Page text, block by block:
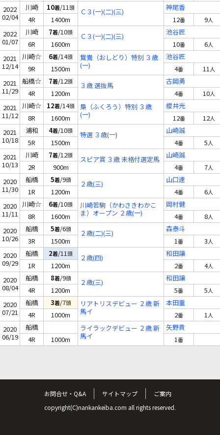
2022
02/04
川崎 10着/11頭 Ｃ３(一)(二)(三)
神尾香
4R
1400m 12番 9人
2022
01/07
川崎 7着/10頭 Ｃ３(一)(二)(三)
池谷匠
6R
1600m 10番 6人
2021
12/14
川崎☆ 6着/14頭
鴛鴦（おしどり）特別 ３歳
(一)
池谷匠
9R
1500m 4番 11人
2021
11/29
船橋☆ 7着/12頭 ３歳 選抜馬
古岡勇
4R
1200m 4番 10人
2021
11/12
川崎☆ 12着/14頭
梟（ふくろう）特別 ３歳
(一)
櫻井光
8R
1600m 12番 12人
2021
10/18
浦和 4着/10頭 特選 ３歳(一)
山崎誠
5R
1500m 4番 5人
2021
10/13
川崎 7着/12頭 スピア賞 ３歳 未格付選定馬
山崎誠
2R
900m 4番 7人
2020
11/30
船橋 5着/9頭 ２歳(三)
山口達
1R
1200m 4番 6人
2020
11/11
川崎☆ 6着/10頭
川崎若駒（かわさきわかこ
ま）オープン ２歳(一)
岡村健
8R
1600m 4番 8人
2020
10/26
船橋 5着/6頭 ２歳(二)(三)
森泰斗
3R
1500m 1番 3人
2020
09/29
船橋 2着/11頭 ２歳(四)
和田譲
1R
1200m 2番 4人
2020
08/04
船橋 8着/9頭 ２歳(三)
和田譲
4R
1200m 5番 5人
2020
07/21
船橋 3着/7頭
リアトリスデビュー ２歳 新
馬イ
本田重
4R
1000m 2番 1人
2020
06/19
船橋
ライラックデビュー ２歳 新
馬イ
矢野貴
4R
1000m 1番
お問合せ・Q&A サイトマップ
ご案内
copyright(C)nankankeiba.com all rights reserved.